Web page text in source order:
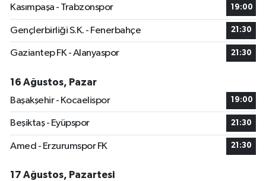
Kasımpaşa - Trabzonspor 19:00
Gençlerbirliği S.K. - Fenerbahçe 21:30
Gaziantep FK - Alanyaspor 21:30
16 Ağustos, Pazar
Başakşehir - Kocaelispor
19:00
Beşiktaş - Eyüpspor 21:30
Amed - Erzurumspor FK 21:30
17 Ağustos, Pazartesi